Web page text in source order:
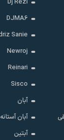
Dj Rezi
DJMA6
Sanie
Newroj
Reinari
Sisco
آبان
آبان آستانه
آبتین